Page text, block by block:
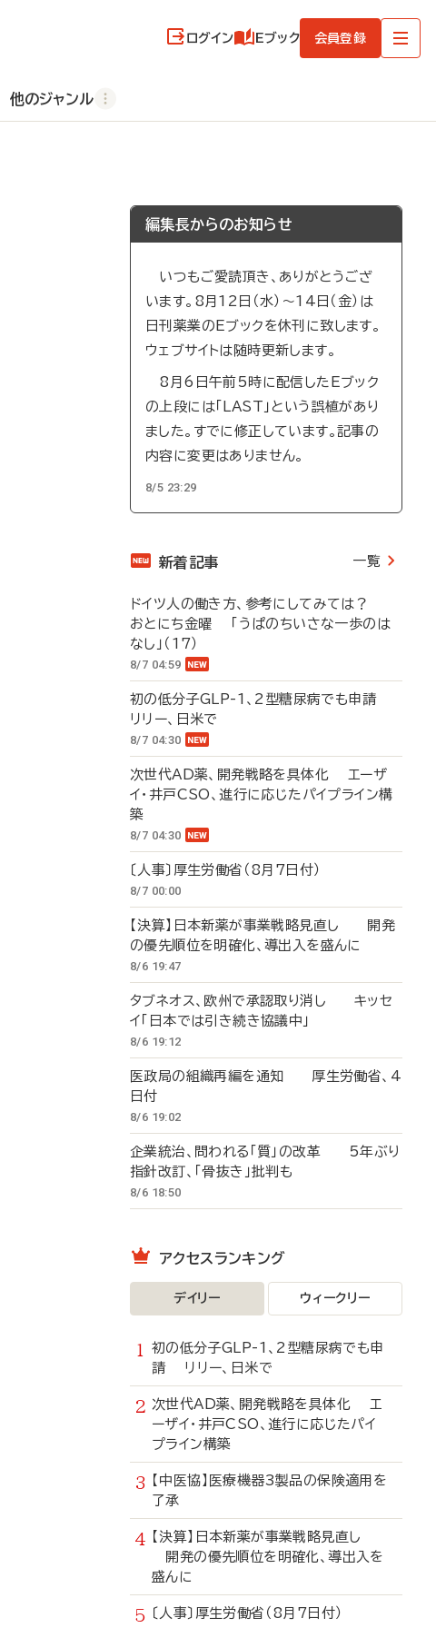
ログイン Eブック 会員登録
他のジャンル
編集長からのお知らせ
いつもご愛読頂き、ありがとうござ
います。8月12日（水）～14日（金）は
日刊薬業のEブックを休刊に致します。
ウェブサイトは随時更新します。
8月6日午前5時に配信したEブック
の上段には「LAST」という誤植があり
ました。すでに修正しています。記事の
内容に変更はありません。
8/5 23:29
新着記事 一覧
ドイツ人の働き方、参考にしてみては？
おとにち金曜 「うぱのちいさな一歩のは
なし」（17）
8/7 04:59
初の低分子GLP-1、2型糖尿病でも申請
リリー、日米で
8/7 04:30
次世代AD薬、開発戦略を具体化 エーザ
イ・井戸CSO、進行に応じたパイプライン構
築
8/7 04:30
〔人事〕厚生労働省（8月7日付）
8/7 00:00
【決算】日本新薬が事業戦略見直し 開発
の優先順位を明確化、導出入を盛んに
8/6 19:47
タブネオス、欧州で承認取り消し キッセ
イ「日本では引き続き協議中」
8/6 19:12
医政局の組織再編を通知 厚生労働省、4
日付
8/6 19:02
企業統治、問われる「質」の改革 5年ぶり
指針改訂、「骨抜き」批判も
8/6 18:50
アクセスランキング
デイリー ウィークリー
初の低分子GLP-1、2型糖尿病でも申
請 リリー、日米で
次世代AD薬、開発戦略を具体化 エ
ーザイ・井戸CSO、進行に応じたパイ
プライン構築
【中医協】医療機器3製品の保険適用を
了承
【決算】日本新薬が事業戦略見直し
開発の優先順位を明確化、導出入を
盛んに
〔人事〕厚生労働省（8月7日付）